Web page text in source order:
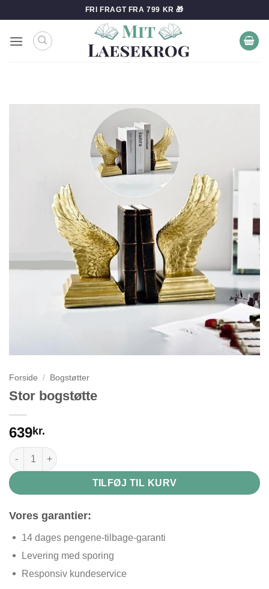
til
indhold
FRI FRAGT FRA 799 KR 🎁
Forside / Bogstøtter
Stor bogstøtte
639kr.
Stor bogstøtte antal
TILFØJ TIL KURV
Vores garantier:
14 dages pengene-tilbage-garanti
Levering med sporing
Responsiv kundeservice